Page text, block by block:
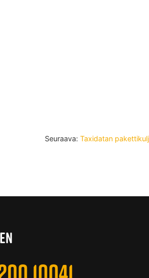
Seuraava: Taxidatan